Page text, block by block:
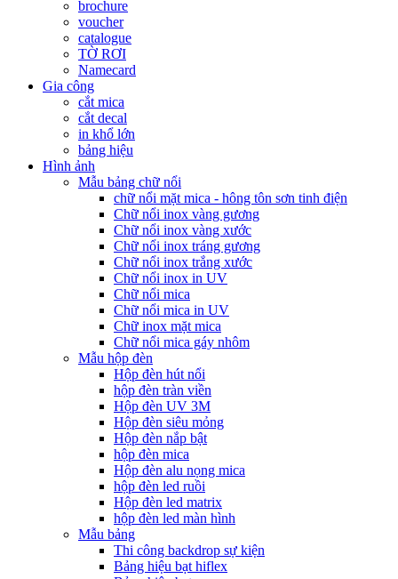
brochure
voucher
catalogue
TỜ RƠI
Namecard
Gia công
cắt mica
cắt decal
in khổ lớn
bảng hiệu
Hình ảnh
Mẫu bảng chữ nổi
chữ nổi mặt mica - hông tôn sơn tinh điện
Chữ nổi inox vàng gương
Chữ nổi inox vàng xước
Chữ nổi inox tráng gương
Chữ nổi inox trắng xước
Chữ nổi inox in UV
Chữ nổi mica
Chữ nổi mica in UV
Chữ inox mặt mica
Chữ nổi mica gáy nhôm
Mẫu hộp đèn
Hộp đèn hút nổi
hộp đèn tràn viền
Hộp đèn UV 3M
Hộp đèn siêu mỏng
Hộp đèn nắp bật
hộp đèn mica
Hộp đèn alu nọng mica
hộp đèn led ruồi
Hộp đèn led matrix
hộp đèn led màn hình
Mẫu bảng
Thi công backdrop sự kiện
Bảng hiệu bạt hiflex